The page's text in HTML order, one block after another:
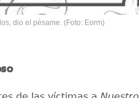
dio el pésame. (Foto: Eorm)